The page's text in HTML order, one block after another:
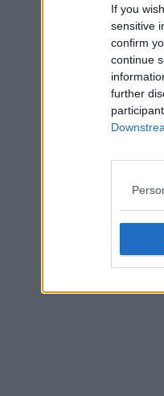
If you
sensitive
confirm
continue
further